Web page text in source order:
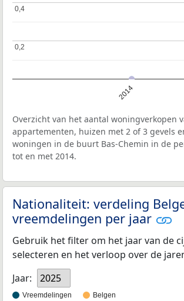
2014
0,2
0,2
0,4
0,4
Overzicht van het aantal woningverkopen
appartementen, huizen met 2 of 3 gevels
woningen in de buurt Bas-Chemin in de
tot en met 2014.
Nationaliteit: verdeling
vreemdelingen per jaar
Gebruik het filter om het jaar van de
selecteren en het verloop over de
Jaar:
2025
Vreemdelingen Belgen